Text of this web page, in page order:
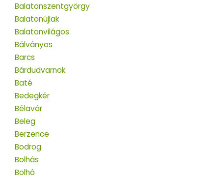
Balatonszentgyörgy
Balatonújlak
Balatonvilágos
Bálványos
Barcs
Bárdudvarnok
Baté
Bedegkér
Bélavár
Beleg
Berzence
Bodrog
Bolhás
Bolhó